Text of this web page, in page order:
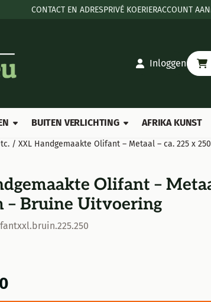
CONTACT EN ADRESPRIVÉ KOERIERACCOUNT
Inloggen
BUITEN VERLICHTING AFRIKA KUNST
/ XXL Handgemaakte Olifant – Metaal – ca. 225 x
Olifant –
– Bruine Uitvoering